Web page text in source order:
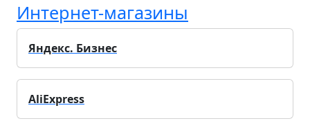
Интернет-магазины
Яндекс. Бизнес
AliExpress